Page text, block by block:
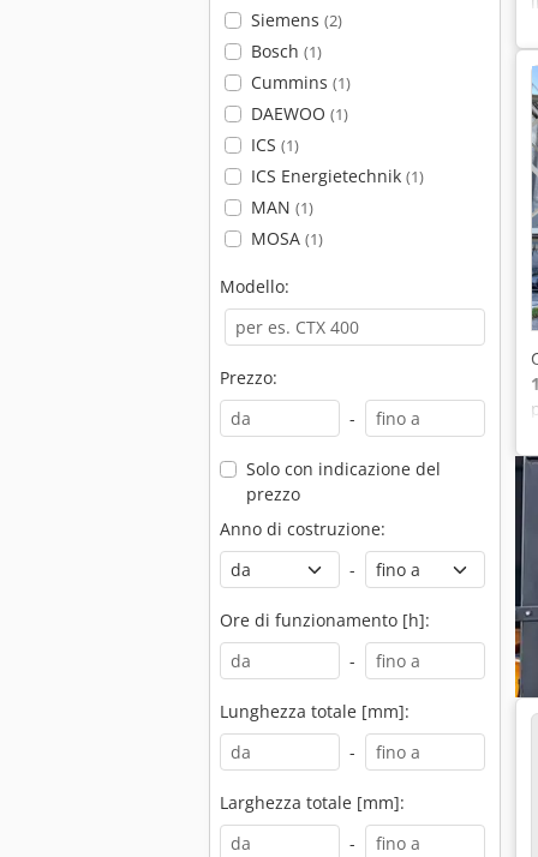
Siemens (2)
Bosch (1)
Cummins (1)
DAEWOO (1)
ICS (1)
ICS Energietechnik (1)
MAN (1)
MOSA (1)
Modello:
Prezzo:
-
Solo con indicazione del
prezzo
Anno di costruzione:
-
Ore di funzionamento [h]:
-
Lunghezza totale [mm]:
-
Larghezza totale [mm]:
-